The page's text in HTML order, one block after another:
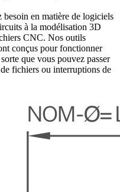
besoin en matière de logiciels
à la modélisation 3D
CNC. Nos outils
conçus pour fonctionner
que vous pouvez passer
fichiers ou interruptions de